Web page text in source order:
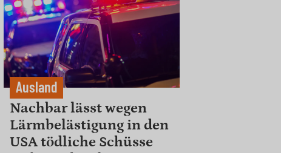
Ausland
Nachbar lässt wegen
Lärmbelästigung in den
USA tödliche Schüsse